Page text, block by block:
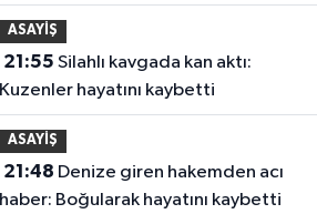
ASAYİŞ
21:55
Kuzenler hayatını kaybetti
ASAYİŞ
21:48
haber: Boğularak hayatını kaybetti